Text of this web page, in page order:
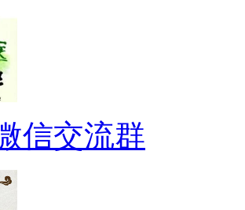
信交流群